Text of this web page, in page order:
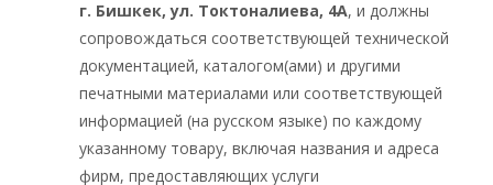
г. Бишкек, ул. Токтоналиева, 4А, и должны
сопровождаться соответствующей технической
документацией, каталогом(ами) и другими
печатными материалами или соответствующей
информацией (на русском языке) по каждому
указанному товару, включая названия и адреса
фирм, предоставляющих услуги